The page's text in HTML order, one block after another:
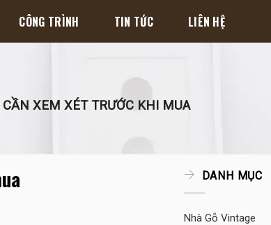
CÔNG TRÌNH TIN TỨC LIÊN HỆ
XEM XÉT TRƯỚC KHI MUA
DANH MỤC
Nhà Gỗ Vintage